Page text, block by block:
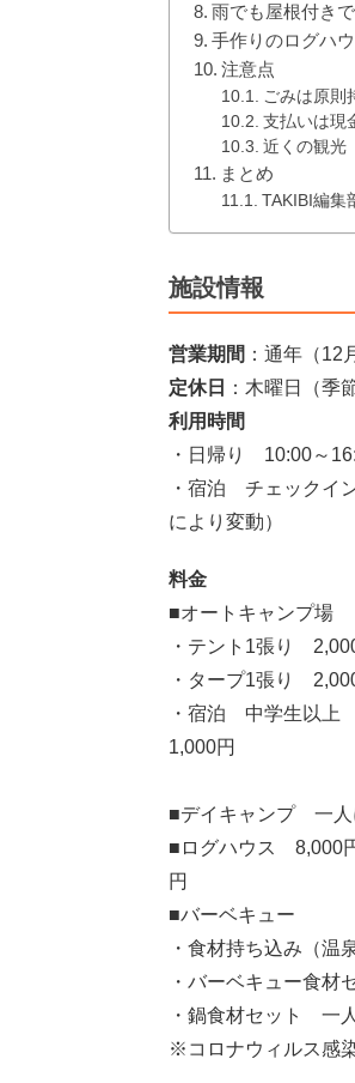
雨でも屋根付き
手作りのログハ
注意点
ごみは原則
支払いは現
近くの観光
まとめ
TAKIBI編集
施設情報
営業期間 ：通年（12
定休日
：木曜日（季
利用時間
・日帰り 10:00～
・宿泊 チェックイ
により変動）
料金
■オートキャンプ場
・テント1張り
・タープ1張り
・宿泊 中学生以上
1,000円
■デイキャンプ 一人
■ログハウス 8,000
円
■バーベキュー
・食材持ち込み（
・バーベキュー食
・鍋食材セット 一
※コロナウィルス感